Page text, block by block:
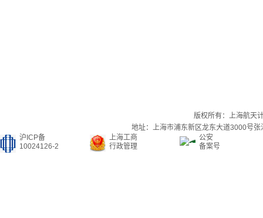
版权所有：上海航天
地址：上海市浦东新区龙东大道3000号
沪ICP备
10024126-2
上海工商
行政管理
公安
备案号